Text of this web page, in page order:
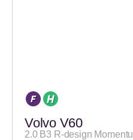
Volvo V60
2.0 B3 R-design